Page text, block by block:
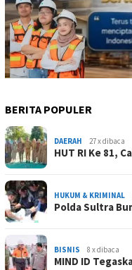
BERITA POPULER
DAERAH 27 x dibaca
HUT RI Ke 81,
HUKUM & KRIMINAL
Polda Sultra
BISNIS 8 x dibaca
MIND ID